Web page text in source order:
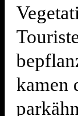
kamen